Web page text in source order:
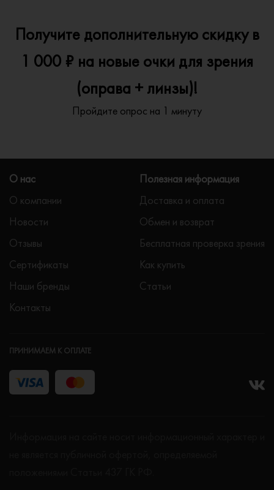
Получите дополнительную скидку в
1 000 ₽ на новые очки для зрения
(оправа + линзы)!
Пройдите опрос на 1 минуту
О нас
О компании
Новости
Отзывы
Сертификаты
Наши бренды
Контакты
Полезная информация
Доставка и оплата
Обмен и возврат
Бесплатная проверка зрения
Как купить
Статьи
ПРИНИМАЕМ К ОПЛАТЕ